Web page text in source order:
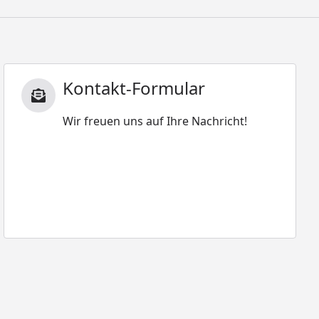
Kontakt-Formular
Wir freuen uns auf Ihre Nachricht!